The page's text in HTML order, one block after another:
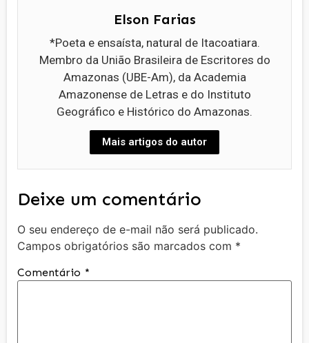
Elson Farias
*Poeta e ensaísta, natural de Itacoatiara.
Membro da União Brasileira de Escritores do
Amazonas (UBE-Am), da Academia
Amazonense de Letras e do Instituto
Geográfico e Histórico do Amazonas.
Mais artigos do autor
Deixe um comentário
O seu endereço de e-mail não será publicado.
Campos obrigatórios são marcados com *
Comentário *